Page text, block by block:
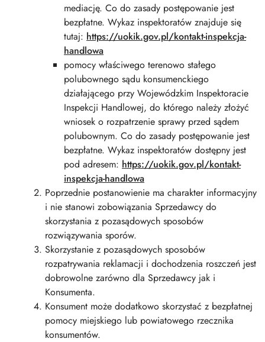
mediację. Co do zasady postępowanie jest
bezpłatne. Wykaz inspektoratów znajduje się
tutaj: https://uokik.gov.pl/kontakt-inspekcja-
handlowa
pomocy właściwego terenowo stałego
polubownego sądu konsumenckiego
działającego przy Wojewódzkim Inspektoracie
Inspekcji Handlowej, do którego należy złożyć
wniosek o rozpatrzenie sprawy przed sądem
polubownym. Co do zasady postępowanie jest
bezpłatne. Wykaz inspektoratów dostępny jest
pod adresem: https://uokik.gov.pl/kontakt-
inspekcja-handlowa
Poprzednie postanowienie ma charakter informacyjny
i nie stanowi zobowiązania Sprzedawcy do
skorzystania z pozasądowych sposobów
rozwiązywania sporów.
Skorzystanie z pozasądowych sposobów
rozpatrywania reklamacji i dochodzenia roszczeń jest
dobrowolne zarówno dla Sprzedawcy jak i
Konsumenta.
Konsument może dodatkowo skorzystać z bezpłatnej
pomocy miejskiego lub powiatowego rzecznika
konsumentów.